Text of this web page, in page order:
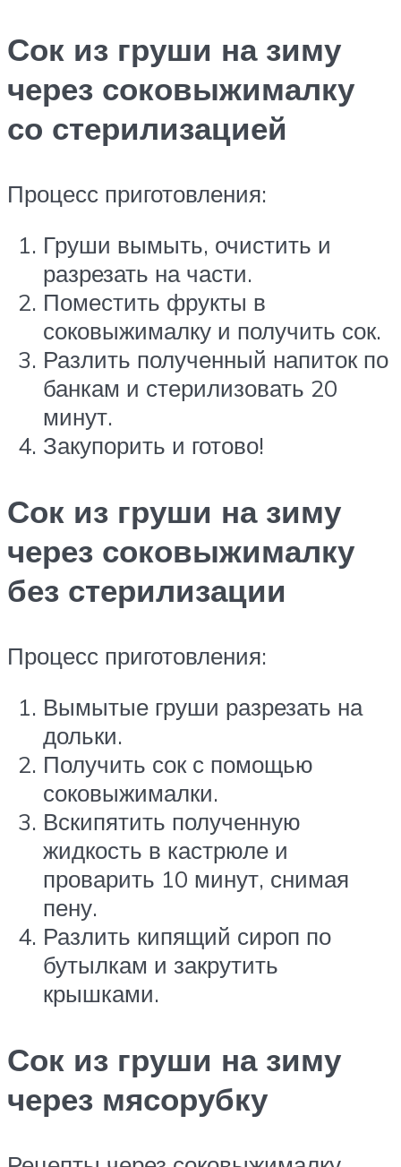
Сок из груши на зиму
через соковыжималку
со стерилизацией
Процесс приготовления:
Груши вымыть, очистить и
разрезать на части.
Поместить фрукты в
соковыжималку и получить сок.
Разлить полученный напиток по
банкам и стерилизовать 20
минут.
Закупорить и готово!
Сок из груши на зиму
через соковыжималку
без стерилизации
Процесс приготовления:
Вымытые груши разрезать на
дольки.
Получить сок с помощью
соковыжималки.
Вскипятить полученную
жидкость в кастрюле и
проварить 10 минут, снимая
пену.
Разлить кипящий сироп по
бутылкам и закрутить
крышками.
Сок из груши на зиму
через мясорубку